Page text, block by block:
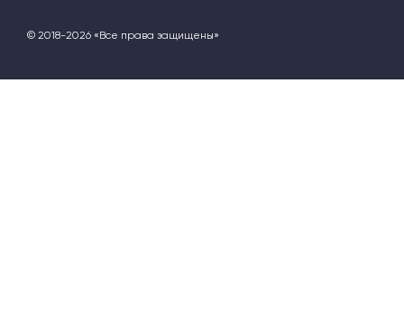
© 2018-2026 «Все права защищены»